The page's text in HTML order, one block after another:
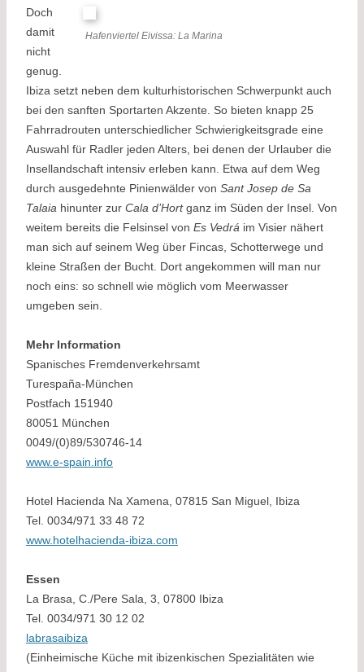
Hafenviertel Eivissa: La Marina
Doch
damit
nicht
genug.
Ibiza setzt neben dem kulturhistorischen Schwerpunkt auch
bei den sanften Sportarten Akzente. So bieten knapp 25
Fahrradrouten unterschiedlicher Schwierigkeitsgrade eine
Auswahl für Radler jeden Alters, bei denen der Urlauber die
Insellandschaft intensiv erleben kann. Etwa auf dem Weg
durch ausgedehnte Pinienwälder von Sant Josep de Sa
Talaia hinunter zur Cala d’Hortganz im Süden der Insel. Von
weitem bereits die Felsinsel von Es Vedrá im Visier nähert
man sich auf seinem Weg über Fincas, Schotterwege und
kleine Straßen der Bucht. Dort angekommen will man nur
noch eins: so schnell wie möglich vom Meerwasser
umgeben sein.
Mehr Information
Spanisches Fremdenverkehrsamt
Turespaña-München
Postfach 151940
80051 München
0049/(0)89/530746-14
www.e-spain.info
Hotel Hacienda Na Xamena, 07815 San Miguel, Ibiza
Tel. 0034/971 33 48 72
www.hotelhacienda-ibiza.com
Essen
La Brasa, C./Pere Sala, 3, 07800 Ibiza
Tel. 0034/971 30 12 02
labrasaibiza
(Einheimische Küche mit ibizenkischen Spezialitäten wie